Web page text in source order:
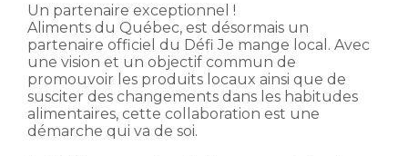
Un partenaire exceptionnel !
Aliments du Québec, est désormais un
partenaire officiel du Défi Je mange local. Avec
une vision et un objectif commun de
promouvoir les produits locaux ainsi que de
susciter des changements dans les habitudes
alimentaires, cette collaboration est une
démarche qui va de soi.